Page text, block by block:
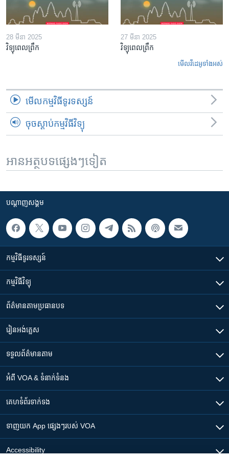
28 មីនា 2025
វិទ្យុពេលព្រឹក
27 មីនា 2025
វិទ្យុពេលព្រឹក
មើល​វីដេអូ​ទាំង​អស់
មើល​កម្មវិធី​ទូរទស្សន៍
ចុចស្តាប់កម្មវិធីវិទ្យុ
អានអត្ថបទផ្សេងៗទៀត
បណ្តាញ​សង្គម
កម្មវិធី​ទូរទស្សន៍
កម្មវិធី​វិទ្យុ
ព័ត៌មាន​តាមប្រធានបទ​
រៀន​​អង់គ្លេស
ទទួល​ព័ត៌មាន​តាម
អំពី​ VOA & ទំនាក់ទំនង
គេហទំព័រ​​ទាក់ទង
ទាញយក​ App ផ្សេងៗ​របស់​ VOA
Accessibility